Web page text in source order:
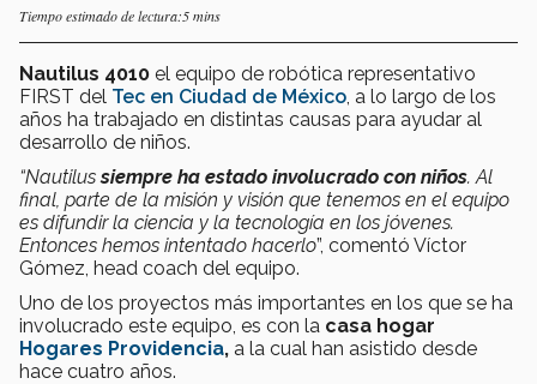
Tiempo estimado de lectura:5 mins
Nautilus 4010 el equipo de robótica representativo
FIRST del Tec en Ciudad de México , a lo largo de los
años ha trabajado en distintas causas para ayudar al
desarrollo de niños.
“Nautilussiempre ha estado involucrado con niños. Al
final, parte de la misión y visión que tenemos en el equipo
es difundir la ciencia y la tecnología en los jóvenes.
Entonces hemos intentado hacerlo”, comentó Víctor
Gómez, head coach del equipo.
Uno de los proyectos más importantes en los que se ha
involucrado este equipo, es con la casa hogar
Hogares Providencia, a la cual han asistido desde
hace cuatro años.